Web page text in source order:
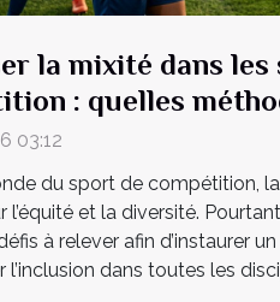
la mixité dans les
: quelles
03:12
du sport de compétition,
l’équité et la diversité.
à relever afin d’instaurer
l’inclusion dans toutes les